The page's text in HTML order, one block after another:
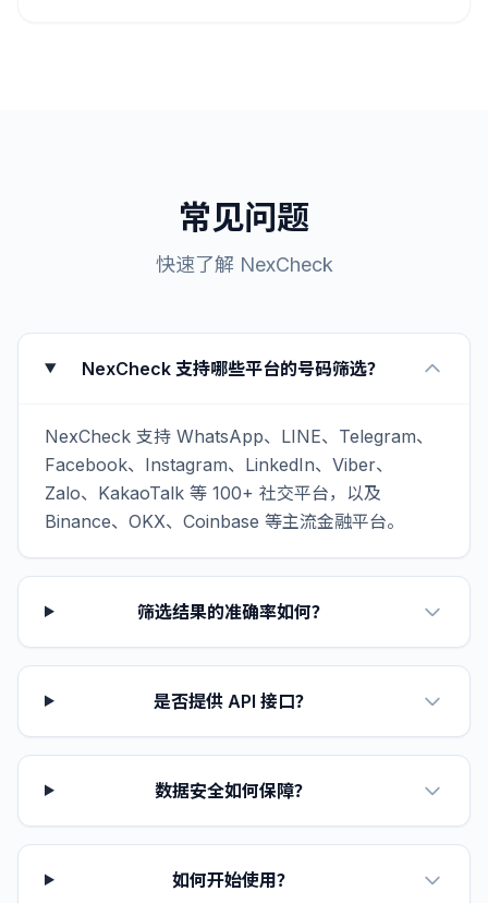
常见问题
快速了解 NexCheck
NexCheck 支持哪些平台的号码筛选？
NexCheck 支持 WhatsApp、LINE、Telegram、
Facebook、Instagram、LinkedIn、Viber、
Zalo、KakaoTalk 等 100+ 社交平台，以及
Binance、OKX、Coinbase 等主流金融平台。
筛选结果的准确率如何？
是否提供 API 接口？
数据安全如何保障？
如何开始使用？